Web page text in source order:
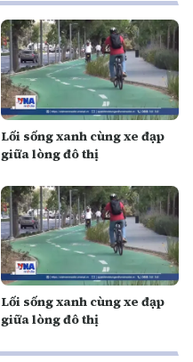
Lối sống xanh cùng xe đạp
giữa lòng đô thị
Lối sống xanh cùng xe đạp
giữa lòng đô thị